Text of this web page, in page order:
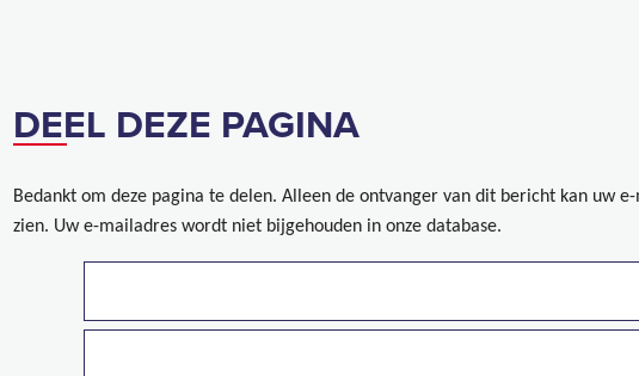
DEEL DEZE PAGINA
Bedankt om deze pagina te delen. Alleen de ontvanger van dit bericht kan uw
zien. Uw e-mailadres wordt niet bijgehouden in onze database.